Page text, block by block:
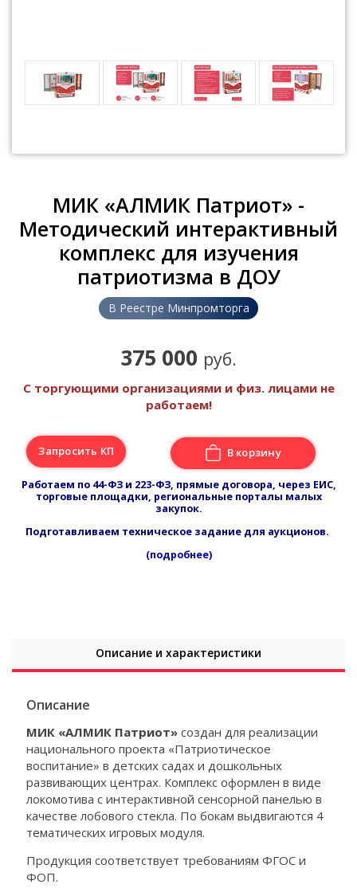
МИК «АЛМИК Патриот» -
Методический интерактивный
комплекс для изучения
патриотизма в ДОУ
В Реестре Минпромторга
375 000 руб.
С торгующими организациями и физ. лицами не
работаем!
Запросить КП В корзину
Работаем по 44-ФЗ и 223-ФЗ, прямые договора, через ЕИС,
торговые площадки, региональные порталы малых
закупок.
Подготавливаем техническое задание для аукционов.
(подробнее)
Описание и характеристики
Описание
МИК «АЛМИК Патриот» создан для реализации
национального проекта «Патриотическое
воспитание» в детских садах и дошкольных
развивающих центрах. Комплекс оформлен в виде
локомотива с интерактивной сенсорной панелью в
качестве лобового стекла. По бокам выдвигаются 4
тематических игровых модуля.
Продукция соответствует требованиям ФГОС и
ФОП.